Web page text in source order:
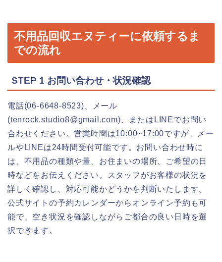
不用品回収エヌティーに依頼するま
での流れ
STEP 1 お問い合わせ・状況確認
電話(06-6648-8523)、メール
(tenrock.studio8@gmail.com)、またはLINEでお問い
合わせください。営業時間は10:00~17:00ですが、メー
ルやLINEは24時間受付可能です。お問い合わせ時に
は、不用品の種類や量、お住まいの場所、ご希望の日
時などをお伝えください。スタッフがお客様の状況を
詳しく確認し、対応可能かどうかを判断いたします。
公式サイトの予約カレンダーからオンライン予約も可
能で、空き状況を確認しながらご都合の良い日時を選
択できます。